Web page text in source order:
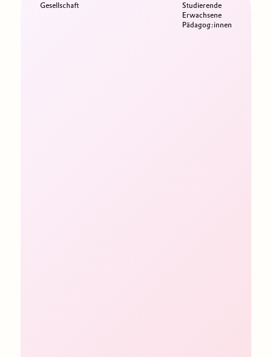
Gesellschaft
Studierende
Erwachsene
Pädagog:innen